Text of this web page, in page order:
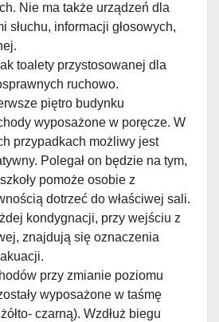
Nie ma także urządzeń dla
słuchu, informacji głosowych,
toalety przystosowanej dla
ruchowo.
piętro budynku
wyposażone w poręcze. W
przypadkach możliwy jest
Polegał on będzie na tym,
pomoże osobie z
dotrzeć do właściwej sali.
kondygnacji, przy wejściu z
znajdują się oznaczenia
przy zmianie poziomu
wyposażone w taśmę
czarną). Wzdłuż biegu